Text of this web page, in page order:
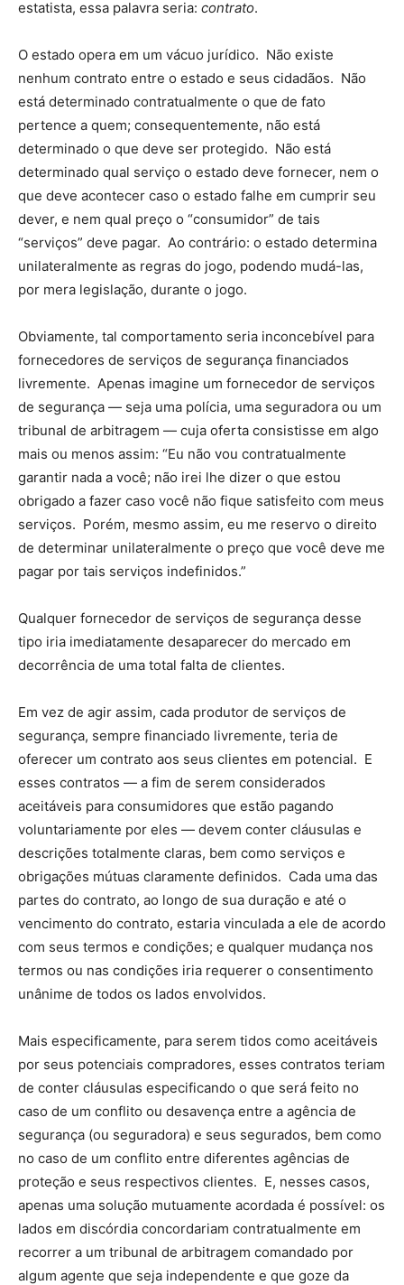
estatista, essa palavra seria: contrato.
O estado opera em um vácuo jurídico. Não existe
nenhum contrato entre o estado e seus cidadãos. Não
está determinado contratualmente o que de fato
pertence a quem; consequentemente, não está
determinado o que deve ser protegido. Não está
determinado qual serviço o estado deve fornecer, nem o
que deve acontecer caso o estado falhe em cumprir seu
dever, e nem qual preço o “consumidor” de tais
“serviços” deve pagar. Ao contrário: o estado determina
unilateralmente as regras do jogo, podendo mudá-las,
por mera legislação, durante o jogo.
Obviamente, tal comportamento seria inconcebível para
fornecedores de serviços de segurança financiados
livremente. Apenas imagine um fornecedor de serviços
de segurança — seja uma polícia, uma seguradora ou um
tribunal de arbitragem — cuja oferta consistisse em algo
mais ou menos assim: “Eu não vou contratualmente
garantir nada a você; não irei lhe dizer o que estou
obrigado a fazer caso você não fique satisfeito com meus
serviços. Porém, mesmo assim, eu me reservo o direito
de determinar unilateralmente o preço que você deve me
pagar por tais serviços indefinidos.”
Qualquer fornecedor de serviços de segurança desse
tipo iria imediatamente desaparecer do mercado em
decorrência de uma total falta de clientes.
Em vez de agir assim, cada produtor de serviços de
segurança, sempre financiado livremente, teria de
oferecer um contrato aos seus clientes em potencial. E
esses contratos — a fim de serem considerados
aceitáveis para consumidores que estão pagando
voluntariamente por eles — devem conter cláusulas e
descrições totalmente claras, bem como serviços e
obrigações mútuas claramente definidos. Cada uma das
partes do contrato, ao longo de sua duração e até o
vencimento do contrato, estaria vinculada a ele de acordo
com seus termos e condições; e qualquer mudança nos
termos ou nas condições iria requerer o consentimento
unânime de todos os lados envolvidos.
Mais especificamente, para serem tidos como aceitáveis
por seus potenciais compradores, esses contratos teriam
de conter cláusulas especificando o que será feito no
caso de um conflito ou desavença entre a agência de
segurança (ou seguradora) e seus segurados, bem como
no caso de um conflito entre diferentes agências de
proteção e seus respectivos clientes. E, nesses casos,
apenas uma solução mutuamente acordada é possível: os
lados em discórdia concordariam contratualmente em
recorrer a um tribunal de arbitragem comandado por
algum agente que seja independente e que goze da